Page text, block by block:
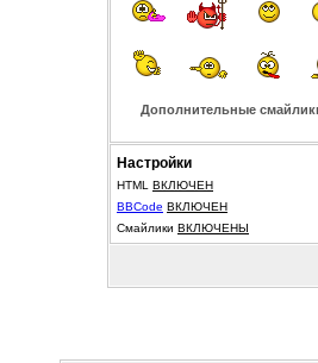
Дополнительные
Настройки
HTML ВКЛЮЧЕН
BBCode ВКЛЮЧЕН
Смайлики ВКЛЮЧЕНЫ